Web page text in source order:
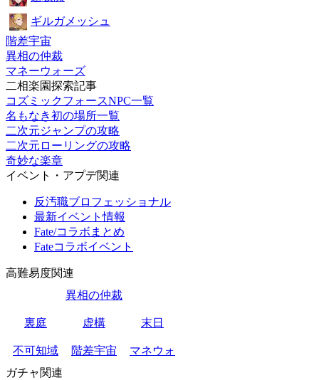
ギルガメッシュ
階差宇宙
異相の仲裁
マネーウォーズ
二相楽園探索記事
コズミックフォースNPC一覧
名もなき初の場所一覧
二次元ジャンプの攻略
二次元ローリングの攻略
奇妙な楽章
イベント・アプデ関連
反汚職ブロフェッショナル
最新イベント情報
Fate/コラボまとめ
Fateコラボイベント
高難易度関連
異相の仲裁
裏庭 虚構 末日
不可知域 階差宇宙
マネウォ
ガチャ関連